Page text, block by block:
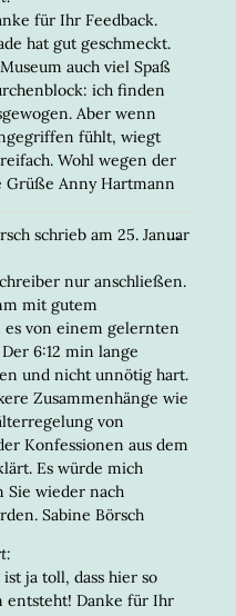
für Ihr Feedback.
hat gut geschmeckt.
auch viel Spaß
ich finden
Aber wenn
fühlt, wiegt
Wohl wegen der
Grüße Anny Hartmann
schrieb am 25. Januar
nur anschließen.
mit gutem
von einem gelernten
6:12 min lange
und nicht unnötig hart.
Zusammenhänge wie
von
Konfessionen aus dem
Es würde mich
Sie wieder nach
Sabine Börsch
ja toll, dass hier so
entsteht! Danke für Ihr
...DIESE
EIN-/